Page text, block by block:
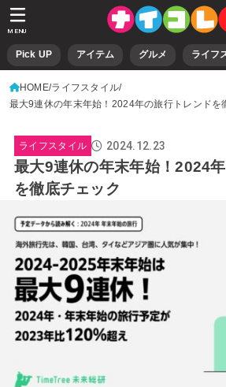
Pick UP アイテム グルメ ライフ
MENU
HOME ライフスタイル
最大9連休の年末年始！2024年の旅行トレンドを
ライフスタイル 2024.12.23
最大9連休の年末年始！2024
を徹底チェック